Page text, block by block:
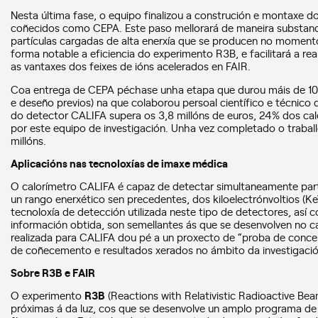
Nesta última fase, o equipo finalizou a construción e montaxe
coñecidos como CEPA. Este paso mellorará de maneira
partículas cargadas de alta enerxía que se producen no
forma notable a eficiencia do experimento R3B, e facilitará a
as vantaxes dos feixes de ións acelerados en FAIR.
Coa entrega de CEPA péchase unha etapa que durou máis de
e deseño previos) na que colaborou persoal científico e técnico
do detector CALIFA supera os 3,8 millóns de euros, 24% dos
por este equipo de investigación. Unha vez completado o
millóns.
Aplicacións nas tecnoloxías de imaxe médica
O calorímetro CALIFA é capaz de detectar simultaneamente
un rango enerxético sen precedentes, dos kiloelectrónvoltios
tecnoloxía de detección utilizada neste tipo de detectores, así
información obtida, son semellantes ás que se desenvolven no
realizada para CALIFA dou pé a un proxecto de “proba de
de coñecemento e resultados xerados no ámbito da
Sobre R3B e FAIR
O experimento R3B (Reactions with Relativistic Radioactive
próximas á da luz, cos que se desenvolve un amplo programa